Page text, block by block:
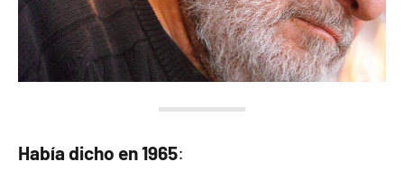
Había dicho en 1965: